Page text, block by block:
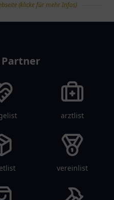
(klicke für mehr Infos)
Partner
arztlist
vereinlist